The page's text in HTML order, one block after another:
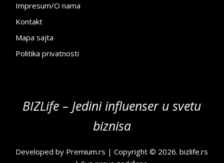
Impresum/O nama
Kontakt
Mapa sajta
Politika privatnosti
BIZLife – Jedini influenser u svetu
biznisa
Developed by Premium.rs | Copyright © 2026.bizlife.rs